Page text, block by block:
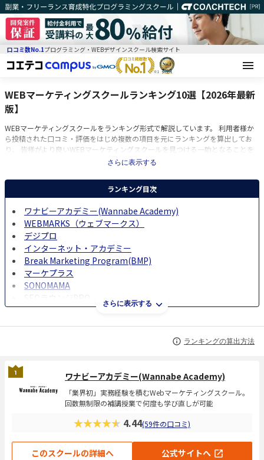
口コミ数No.1プログラミング・WEBデザインスクール検索サイト
WEBマーケティングスクールランキング10選【2026年最新
版】
WEBマーケティングスクールをランキング形式で解説しています。 利用者様か
ら投稿された口コミ・評価をはじめ複数の項目を元にランキングを算出してお
り、 皆様がより良いWEBマーケティングスクールを見つける一助となることを
さらに表示する
ランキング目次
ワナビーアカデミー(Wannabe Academy)
WEBMARKS（ウェブマークス）
デジプロ
インターネット・アカデミー
Break Marketing Program(BMP)
マーケプラス
SONOMAMA
WorXマーケティングクラス
さらに表示する
ランキングの算出方法
ワナビーアカデミー(Wannabe Academy)
「業界初」実務経験を積むWebマーケティングスクール。
回数無制限の補講授業で何度も学び直しが可能
★★★★★ 4.44(59件の口コミ)
このスクールの詳細へ 公式サイトへ